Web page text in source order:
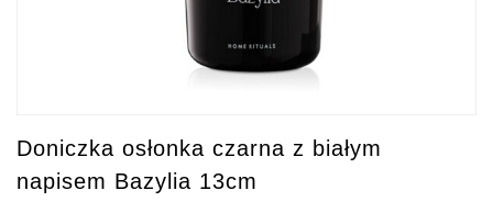
Doniczka osłonka czarna z białym
napisem Bazylia 13cm